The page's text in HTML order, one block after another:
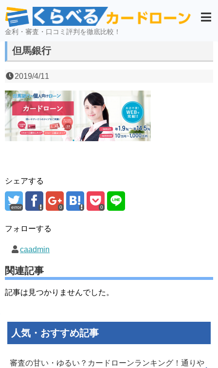
金利・審査・口コミ評判を徹底比較！
但馬銀行
2019/4/11
シェアする
error 0 0
フォローする
caadmin
関連記事
記事は見つかりませんでした。
人気・おすすめ記事
審査の甘い・ゆるい？カードローンランキング！通りや